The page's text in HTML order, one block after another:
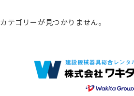
エアードライヤー
カテゴリーが見つかりません。